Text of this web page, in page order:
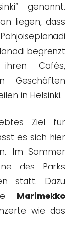
genannt.
liegen, dass
begrenzt
Cafés,
Geschäften
in Helsinki.
Ziel für
es sich hier
Im Sommer
des Parks
statt. Dazu
Marimekko
wie das